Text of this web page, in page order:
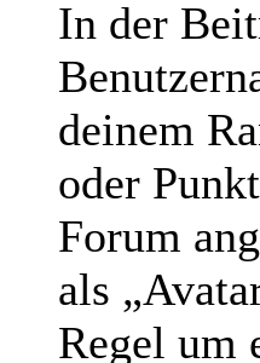
In der
deinem
oder
Forum
als
Regel um